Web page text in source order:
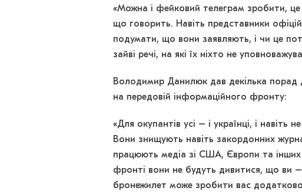
«Можна і фейковий телеграм зробити,
що говорить. Навіть представники
подумати, що вони заявляють, і чи це
зайві речі, на які їх ніхто не
Володимир Данилюк дав декілька порад
на передовій інформаційного фронту:
«Для окупантів усі – і українці, і
Вони знищують навіть закордонних
працюють медіа зі США, Європи та інших
фронті вони не будуть дивитися, що ви
бронежилет може зробити вас